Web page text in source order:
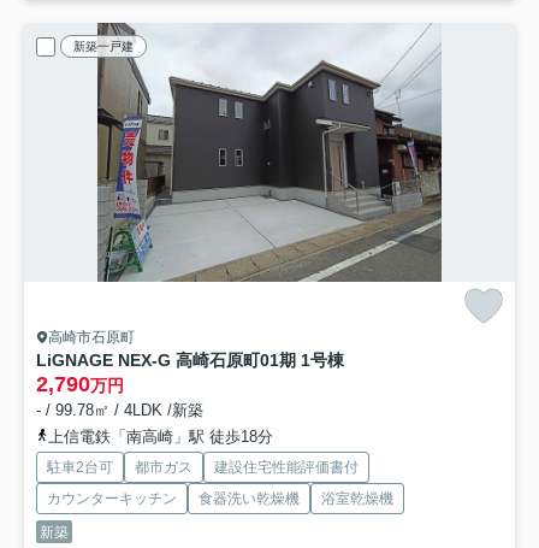
新築一戸建
高崎市石原町
LiGNAGE NEX-G 高崎石原町01期 1号棟
2,790万円
- / 99.78㎡ / 4LDK /新築
上信電鉄「南高崎」駅 徒歩18分
駐車2台可 都市ガス
建設住宅性能評価書付
カウンターキッチン
食器洗い乾燥機
浴室乾燥機
新築